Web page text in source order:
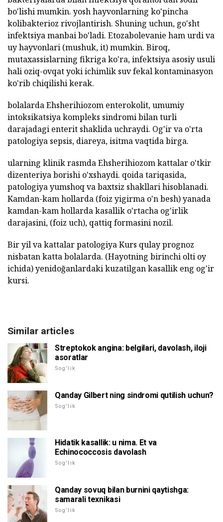
bo'lishi mumkin. yosh hayvonlarning ko'pincha
kolibakterioz rivojlantirish. Shuning uchun, go'sht
infektsiya manbai bo'ladi. Etozabolevanie ham urdi va
uy hayvonlari (mushuk, it) mumkin. Biroq,
mutaxassislarning fikriga ko'ra, infektsiya asosiy usuli
hali oziq-ovqat yoki ichimlik suv fekal kontaminasyon
ko'rib chiqilishi kerak.
bolalarda Ehsherihiozom enterokolit, umumiy
intoksikatsiya kompleks sindromi bilan turli
darajadagi enterit shaklida uchraydi. Og'ir va o'rta
patologiya sepsis, diareya, isitma vaqtida birga.
ularning klinik rasmda Ehsherihiozom kattalar o'tkir
dizenteriya borishi o'xshaydi. qoida tariqasida,
patologiya yumshoq va baxtsiz shakllari hisoblanadi.
Kamdan-kam hollarda (foiz yigirma o'n besh) yanada
kamdan-kam hollarda kasallik o'rtacha og'irlik
darajasini, (foiz uch), qattiq formasini nozil.
Bir yil va kattalar patologiya Kurs qulay prognoz
nisbatan katta bolalarda. (Hayotning birinchi olti oy
ichida) yenidoğanlardaki kuzatilgan kasallik eng og'ir
kursi.
Similar articles
Streptokok angina: belgilari, davolash, iloji
asoratlar
Sog'lik
Qanday Gilbert ning sindromi qutilish uchun?
Sog'lik
Hidatik kasallik: u nima. Et va
Echinococcosis davolash
Sog'lik
Qanday sovuq bilan burnini qaytishga:
samarali texnikasi
Sog'lik